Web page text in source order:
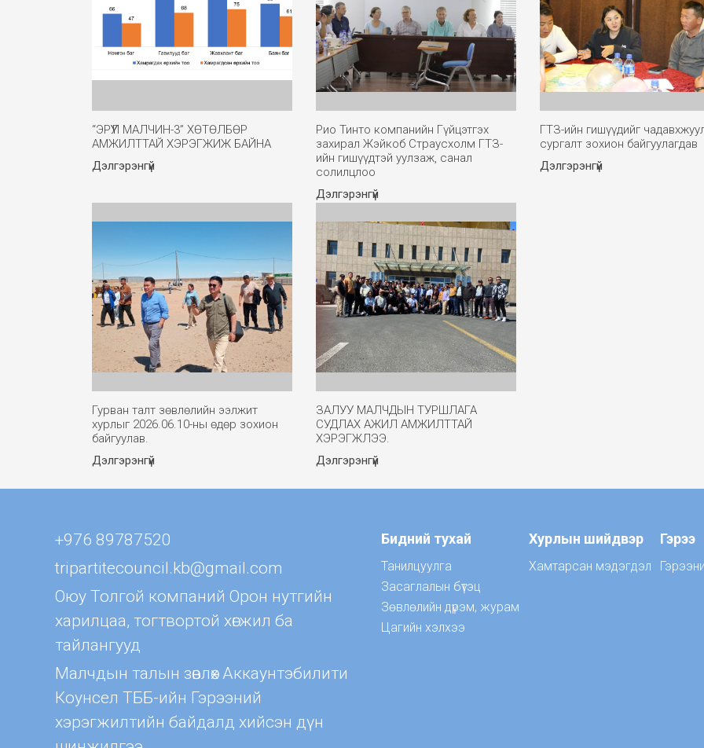
“ЭРҮҮЛ МАЛЧИН-3” ХӨТӨЛБӨР
АМЖИЛТТАЙ ХЭРЭГЖИЖ БАЙНА
Дэлгэрэнгүй
Рио Тинто компанийн Гүйцэтгэх
захирал Жэйкоб Страусхолм ГТЗ-
ийн гишүүдтэй уулзаж, санал
солилцлоо
Дэлгэрэнгүй
ГТЗ-ийн гишүүдийг
сургалт зохион байгуулагдав
Дэлгэрэнгүй
Гурван талт зөвлөлийн ээлжит
хурлыг 2026.06.10-ны өдөр зохион
байгуулав.
Дэлгэрэнгүй
ЗАЛУУ МАЛЧДЫН ТУРШЛАГА
СУДЛАХ АЖИЛ АМЖИЛТТАЙ
ХЭРЭГЖЛЭЭ.
Дэлгэрэнгүй
+976 89787520
tripartitecouncil.kb@gmail.com
Оюу Толгой компаний Орон нутгийн
харилцаа, тогтвортой хөгжил ба
тайлангууд
Малчдын талын зөвлөх Aккаунтэбилити
Коунсел ТББ-ийн Гэрээний
хэрэгжилтийн байдалд хийсэн дүн
Бидний тухай
Танилцуулга
Засаглалын бүтэц
Зөвлөлийн дүрэм, журам
Цагийн хэлхээ
Хурлын шийдвэр
Хамтарсан мэдэгдэл
Гэрээ